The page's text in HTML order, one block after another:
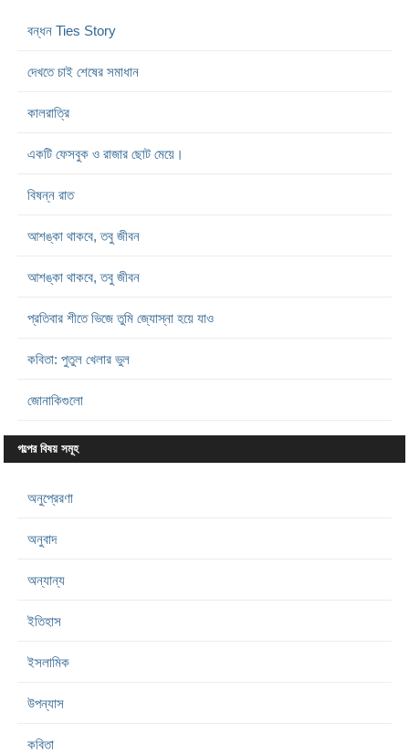
বন্ধন Ties Story
দেখতে চাই শেষের সমাধান
কালরাত্রি
একটি ফেসবুক ও রাজার ছোট মেয়ে।
বিষন্ন রাত
আশঙ্কা থাকবে, তবু জীবন
আশঙ্কা থাকবে, তবু জীবন
প্রতিবার শীতে ভিজে তুমি জ্যোস্না হয়ে যাও
কবিতা: পুতুল খেলার ভুল
জোনাকিগুলো
গল্পের বিষয় সমূহ
অনুপ্রেরণা
অনুবাদ
অন্যান্য
ইতিহাস
ইসলামিক
উপন্যাস
কবিতা